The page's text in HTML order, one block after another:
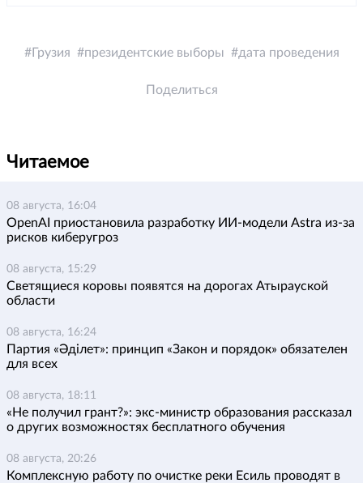
Грузия президентские выборы дата проведения
Поделиться
Читаемое
08 августа, 16:04
OpenAI приостановила разработку ИИ-модели Astra из-за
рисков киберугроз
08 августа, 15:29
Светящиеся коровы появятся на дорогах Атырауской
области
08 августа, 16:24
Партия «Әділет»: принцип «Закон и порядок» обязателен
для всех
08 августа, 18:11
«Не получил грант?»: экс-министр образования рассказал
о других возможностях бесплатного обучения
08 августа, 20:26
Комплексную работу по очистке реки Есиль проводят в